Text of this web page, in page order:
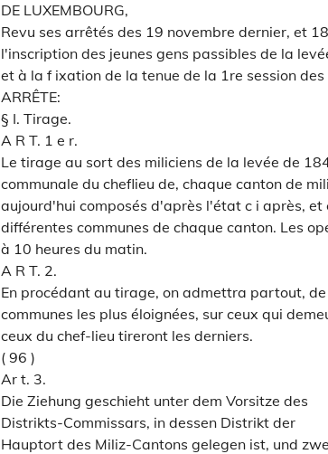
DE LUXEMBOURG,
Revu ses arrêtés des 19 novembre dernier, et
l'inscription des jeunes gens passibles de la
et à la f ixation de la tenue de la 1re session des
ARRÊTE:
§ I. Tirage.
A R T. 1 e r.
Le tirage au sort des miliciens de la levée de
communale du cheflieu de, chaque canton de
aujourd'hui composés d'après l'état c i après, et
différentes communes de chaque canton. Les
à 10 heures du matin.
A R T. 2.
En procédant au tirage, on admettra partout,
communes les plus éloignées, sur ceux qui
ceux du chef-lieu tireront les derniers.
( 96 )
Ar t. 3.
Die Ziehung geschieht unter dem Vorsitze des
Distrikts-Commissars, in dessen Distrikt der
Hauptort des Miliz-Cantons gelegen ist, und